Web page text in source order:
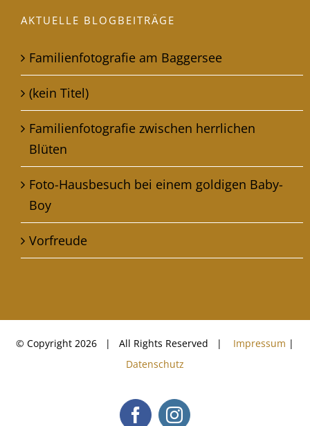
AKTUELLE BLOGBEITRÄGE
Familienfotografie am Baggersee
(kein Titel)
Familienfotografie zwischen herrlichen
Blüten
Foto-Hausbesuch bei einem goldigen Baby-
Boy
Vorfreude
© Copyright 2026 | All Rights Reserved | Impressum |
Datenschutz
FacebookInstagram